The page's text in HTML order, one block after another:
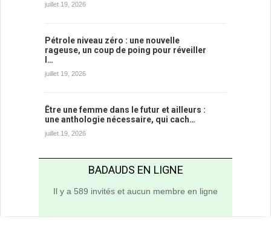
juillet 19, 2026
Pétrole niveau zéro : une nouvelle
rageuse, un coup de poing pour réveiller
l…
juillet 19, 2026
Être une femme dans le futur et ailleurs :
une anthologie nécessaire, qui cach…
juillet 19, 2026
BADAUDS EN LIGNE
Il y a 589 invités et aucun membre en ligne